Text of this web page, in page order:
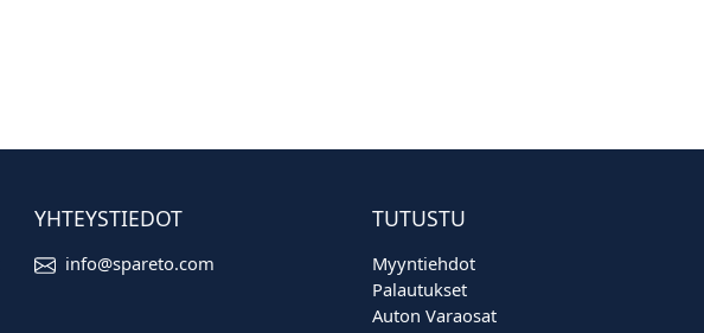
YHTEYSTIEDOT
info@spareto.com
TUTUSTU
Myyntiehdot
Palautukset
Auton Varaosat